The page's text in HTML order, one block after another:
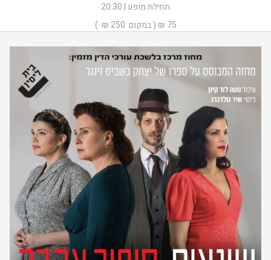
תחילת מופע | 20:30
75 ₪ ( במקום 250 ₪ )